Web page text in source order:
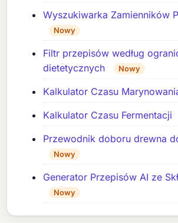
Wyszukiwarka Zamienników
Nowy
Filtr przepisów według
dietetycznych
Nowy
Kalkulator Czasu
Kalkulator Czasu Fermentacji
Przewodnik doboru drewna
Nowy
Generator Przepisów AI ze
Nowy